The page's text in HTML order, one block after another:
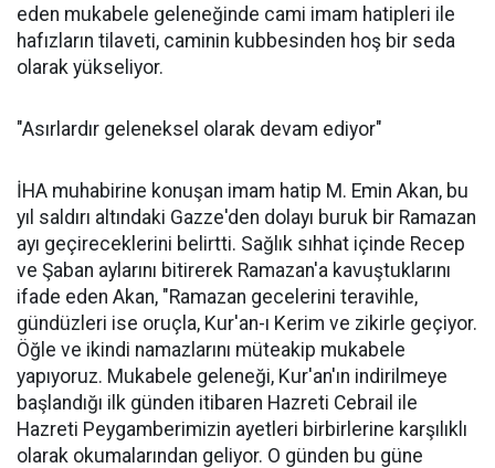
eden mukabele geleneğinde cami imam hatipleri ile
hafızların tilaveti, caminin kubbesinden hoş bir seda
olarak yükseliyor.
"Asırlardır geleneksel olarak devam ediyor"
İHA muhabirine konuşan imam hatip M. Emin Akan, bu
yıl saldırı altındaki Gazze'den dolayı buruk bir Ramazan
ayı geçireceklerini belirtti. Sağlık sıhhat içinde Recep
ve Şaban aylarını bitirerek Ramazan'a kavuştuklarını
ifade eden Akan, "Ramazan gecelerini teravihle,
gündüzleri ise oruçla, Kur'an-ı Kerim ve zikirle geçiyor.
Öğle ve ikindi namazlarını müteakip mukabele
yapıyoruz. Mukabele geleneği, Kur'an'ın indirilmeye
başlandığı ilk günden itibaren Hazreti Cebrail ile
Hazreti Peygamberimizin ayetleri birbirlerine karşılıklı
olarak okumalarından geliyor. O günden bu güne